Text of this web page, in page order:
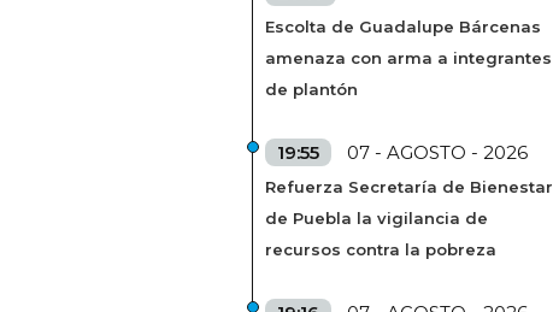
Escolta de Guadalupe Bárcenas
amenaza con arma a integrantes
de plantón
19:55 07 - AGOSTO - 2026
Refuerza Secretaría de Bienestar
de Puebla la vigilancia de
recursos contra la pobreza